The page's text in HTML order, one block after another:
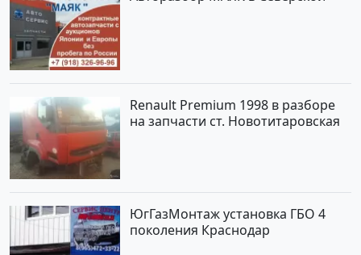
Renault Premium 1998 в разборе
на запчасти ст. Новотитаровская
ЮгГазМонтаж установка ГБО 4
поколения Краснодар